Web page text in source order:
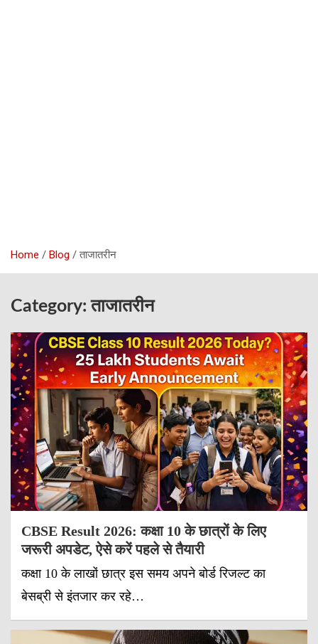
Home Blog ताजातरीन
Category:ताजातरीन
CBSE Result 2026: कक्षा 10 के छात्रों के लिए
जरूरी अपडेट, ऐसे करें पहले से तैयारी
कक्षा 10 के लाखों छात्र इस समय अपने बोर्ड रिजल्ट का
बेसब्री से इंतजार कर रहे…